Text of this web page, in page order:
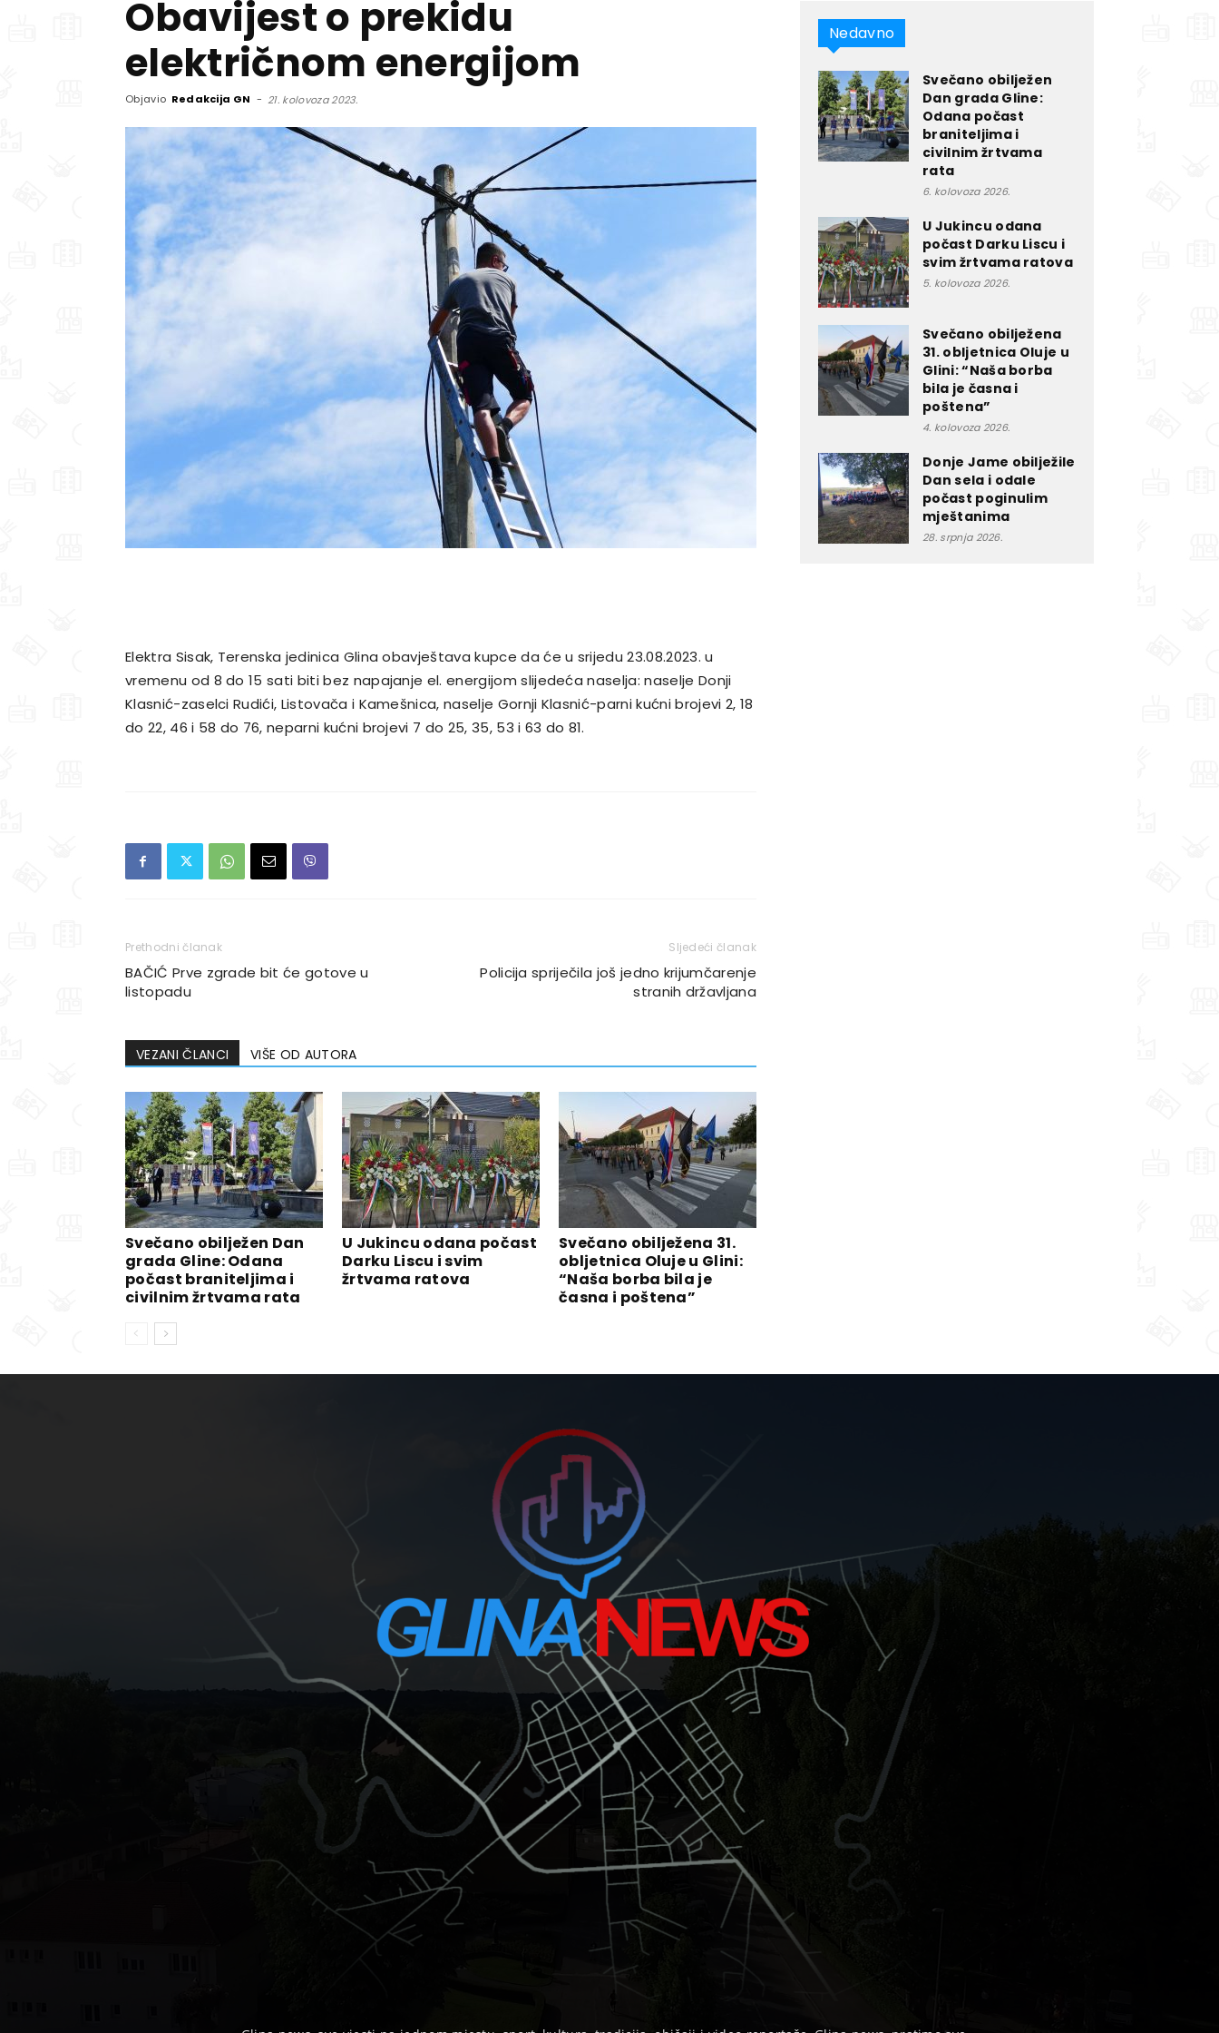
Obavijest o prekidu
električnom energijom
Objavio Redakcija GN - 21. kolovoza 2023.
Elektra Sisak, Terenska jedinica Glina obavještava kupce da će u srijedu 23.08.2023. u
vremenu od 8 do 15 sati biti bez napajanje el. energijom slijedeća naselja: naselje Donji
Klasnić-zaselci Rudići, Listovača i Kamešnica, naselje Gornji Klasnić-parni kućni brojevi 2, 18
do 22, 46 i 58 do 76, neparni kućni brojevi 7 do 25, 35, 53 i 63 do 81.
Prethodni članak
BAČIĆ Prve zgrade bit će gotove u
listopadu
Sljedeći članak
​Policija spriječila još jedno krijumčarenje
stranih državljana
VEZANI ČLANCI VIŠE OD AUTORA
Svečano obilježen Dan
grada Gline: Odana
počast braniteljima i
civilnim žrtvama rata
U Jukincu odana počast
Darku Liscu i svim
žrtvama ratova
Svečano obilježena 31.
obljetnica Oluje u Glini:
“Naša borba bila je
časna i poštena”
Nedavno
Svečano obilježen
Dan grada Gline:
Odana počast
braniteljima i
civilnim žrtvama
rata
6. kolovoza 2026.
U Jukincu odana
počast Darku Liscu i
svim žrtvama ratova
5. kolovoza 2026.
Svečano obilježena
31. obljetnica Oluje u
Glini: “Naša borba
bila je časna i
poštena”
4. kolovoza 2026.
Donje Jame obilježile
Dan sela i odale
počast poginulim
mještanima
28. srpnja 2026.